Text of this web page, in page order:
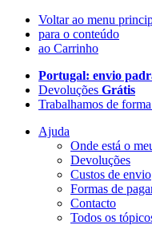
Voltar ao menu
para o conteúdo
ao Carrinho
Portugal: envio
Devoluções Grátis
Trabalhamos de forma
Ajuda
Onde está o
Devoluções
Custos de envio
Formas de
Contacto
Todos os